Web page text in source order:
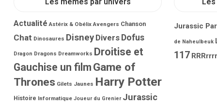
Actualité Astérix & Obélix Avengers Chanson
Chat Dinosaures Disney Divers Dofus
Dragon Dragons Dreamworks Droitise et
Gauchise un film Game of
Thrones Gilets Jaunes Harry Potter
Histoire Informatique Joueur du Grenier Jurassic
Jurassic
de Naheulbeuk
117